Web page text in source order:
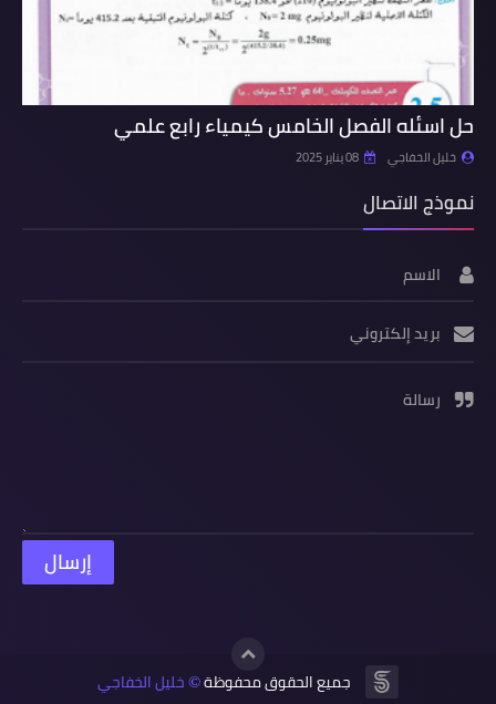
حل اسئله الفصل الخامس كيمياء رابع علمي
خليل الخفاجي 08 يناير 2025
نموذج الاتصال
الاسم
بريد إلكتروني
رسالة
جميع الحقوق محفوظة© خليل الخفاجي